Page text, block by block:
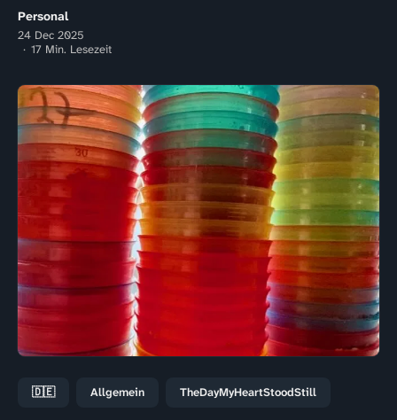
Personal
24 Dec 2025
17 Min. Lesezeit
🇩🇪 Allgemein TheDayMyHeartStoodStill